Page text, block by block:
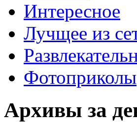
Интересное
Лучщее из
Фотоприколы
Архивы за